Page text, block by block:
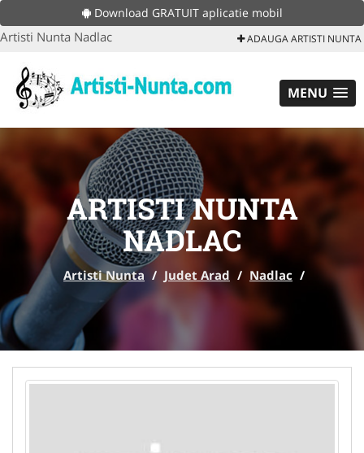
Download GRATUIT aplicatie mobil
Artisti Nunta Nadlac ADAUGA ARTISTI NUNTA
MENU
ARTISTI NUNTA
NADLAC
Artisti Nunta / Judet Arad / Nadlac /